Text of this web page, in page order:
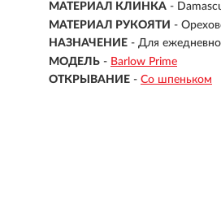
МАТЕРИАЛ КЛИНКА -
МАТЕРИАЛ РУКОЯТИ -
НАЗНАЧЕНИЕ - Для
МОДЕЛЬ - Barlow Prime
ОТКРЫВАНИЕ - Со шпеньком